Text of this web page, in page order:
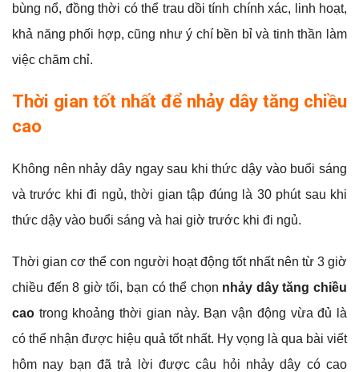
bùng nổ, đồng thời có thể trau dồi tính chính xác, linh hoạt,
khả năng phối hợp, cũng như ý chí bền bỉ và tinh thần làm
việc chăm chỉ.
Thời gian tốt nhất để nhảy dây tăng chiều
cao
Không nên nhảy dây ngay sau khi thức dậy vào buổi sáng
và trước khi đi ngủ, thời gian tập đúng là 30 phút sau khi
thức dậy vào buổi sáng và hai giờ trước khi đi ngủ.
Thời gian cơ thể con người hoạt động tốt nhất nên từ 3 giờ
chiều đến 8 giờ tối, bạn có thể chọn nhảy dây tăng chiều
cao trong khoảng thời gian này. Bạn vận động vừa đủ là
có thể nhận được hiệu quả tốt nhất. Hy vọng là qua bài viết
hôm nay bạn đã trả lời được câu hỏi nhảy dây có cao